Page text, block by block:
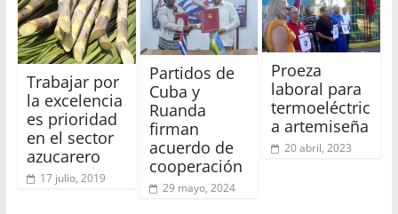
Trabajar por
la excelencia
es prioridad
en el sector
azucarero
17 julio, 2019
Partidos de
Cuba y
Ruanda
firman
acuerdo de
cooperación
29 mayo, 2024
Proeza
laboral para
termoeléctric
a artemiseña
20 abril, 2023